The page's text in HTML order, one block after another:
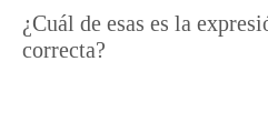
¿Cuál de esas es la
correcta?